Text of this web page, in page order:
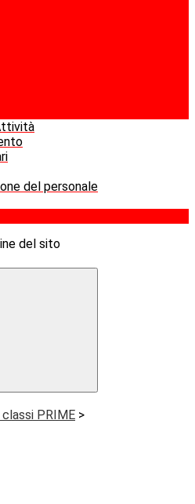
del personale
del sito
classi PRIME >